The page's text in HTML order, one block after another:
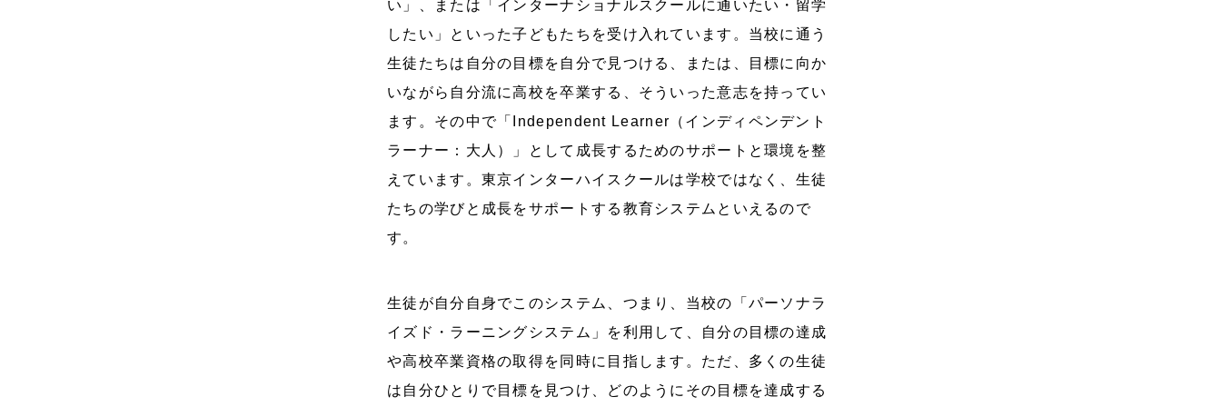
い」、または「インターナショナルスクールに通いたい・留学
したい」といった子どもたちを受け入れています。当校に通う
生徒たちは自分の目標を自分で見つける、または、目標に向か
いながら自分流に高校を卒業する、そういった意志を持ってい
ます。その中で「Independent Learner（インディペンデント
ラーナー：大人）」として成長するためのサポートと環境を整
えています。東京インターハイスクールは学校ではなく、生徒
たちの学びと成長をサポートする教育システムといえるので
す。
生徒が自分自身でこのシステム、つまり、当校の「パーソナラ
イズド・ラーニングシステム」を利用して、自分の目標の達成
や高校卒業資格の取得を同時に目指します。ただ、多くの生徒
は自分ひとりで目標を見つけ、どのようにその目標を達成する